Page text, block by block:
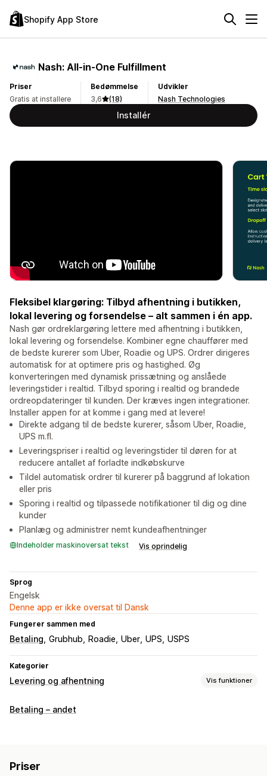
Shopify App Store
Nash: All‑in‑One Fulfillment
Priser
Gratis at installere
Bedømmelse
3,6
(18)
Udvikler
Nash Technologies
Installér
Fleksibel klargøring: Tilbyd afhentning i butikken,
lokal levering og forsendelse – alt sammen i én app.
Nash gør ordreklargøring lettere med afhentning i butikken,
lokal levering og forsendelse. Kombiner egne chauffører med
de bedste kurerer som Uber, Roadie og UPS. Ordrer dirigeres
automatisk for at optimere pris og hastighed. Øg
konverteringen med dynamisk prissætning og anslåede
leveringstider i realtid. Tilbyd sporing i realtid og brandede
ordreopdateringer til kunden. Der kræves ingen integrationer.
Installer appen for at komme i gang med at levere!
Direkte adgang til de bedste kurerer, såsom Uber, Roadie,
UPS m.fl.
Leveringspriser i realtid og leveringstider til døren for at
reducere antallet af forladte indkøbskurve
Tildel automatisk ordrer til kurerer på baggrund af lokation
eller pris
Sporing i realtid og tilpassede notifikationer til dig og dine
kunder
Planlæg og administrer nemt kundeafhentninger
Indeholder maskinoversat tekst Vis oprindelig
Sprog
Engelsk
Denne app er ikke oversat til Dansk
Fungerer sammen med
Betaling Grubhub Roadie Uber UPS USPS
Kategorier
Levering og afhentning Vis funktioner
Leveringsmuligheder
Adressevalidering
Betaling – andet
Priser